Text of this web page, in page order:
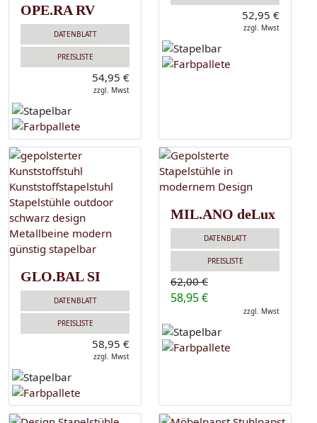
OPE.RA RV
DATENBLATT
PREISLISTE
54,95 €
zzgl. Mwst
52,95 €
zzgl. Mwst
GLO.BAL SI
DATENBLATT
PREISLISTE
58,95 €
zzgl. Mwst
MIL.ANO deLux
DATENBLATT
PREISLISTE
62,00 €
58,95 €
zzgl. Mwst